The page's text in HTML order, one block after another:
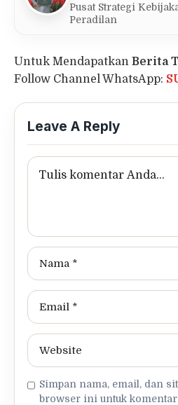
Pusat Strategi
Peradilan
Untuk Mendapatkan Berita
Follow Channel WhatsApp:
Leave A Reply
Simpan nama, email, dan
browser ini untuk